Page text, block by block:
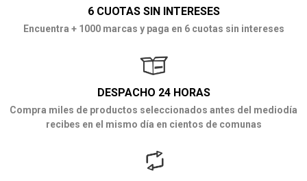
6 CUOTAS SIN INTERESES
Encuentra + 1000 marcas y paga en 6 cuotas sin intereses
DESPACHO 24 HORAS
Compra miles de productos seleccionados antes del mediodía
recibes en el mismo día en cientos de comunas